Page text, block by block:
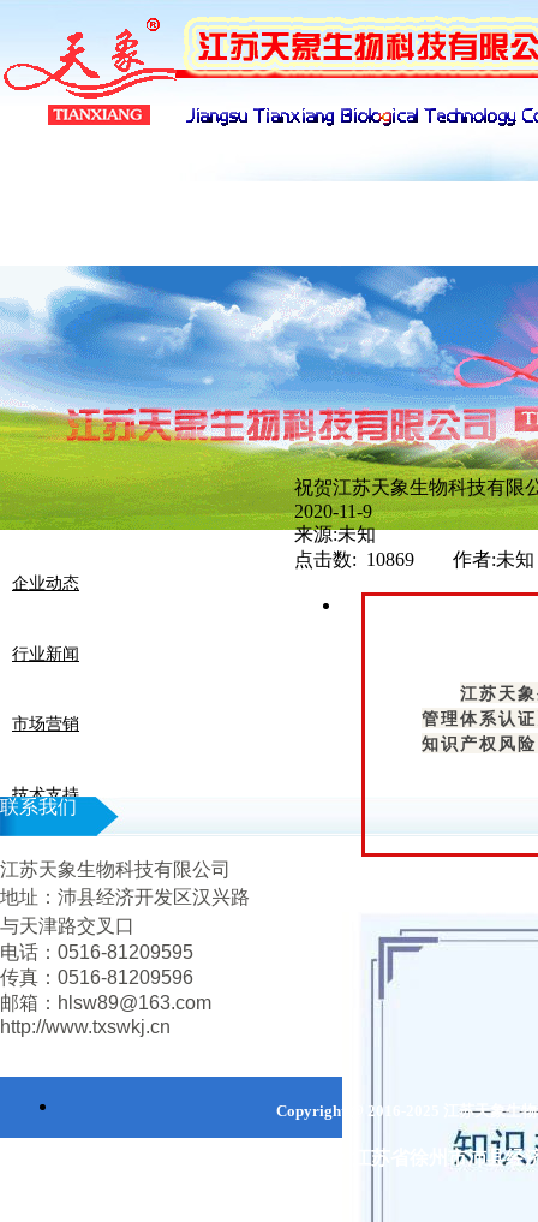
新闻分类
联系我们
江苏天象生物科技有限公司
地址： 沛县经济开发区汉兴路
与天津路交叉口
电话：0516-81209595
传真：0516-81209596
邮箱：hlsw89@163.com
http://www.txswkj.cn
企业动态
行业新闻
市场营销
技术支持
祝贺江苏天象生物科技有限
2020-11-9
来源:未知
点击数: 10869 作者:未知
江苏天
管理体系认
知识产权风
Copyright @ 2016-2025 江苏天象生
联系地址：江苏省 徐州市沛县经